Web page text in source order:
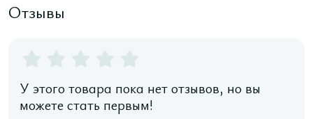
Отзывы
У этого товара пока нет отзывов, но вы
можете стать первым!